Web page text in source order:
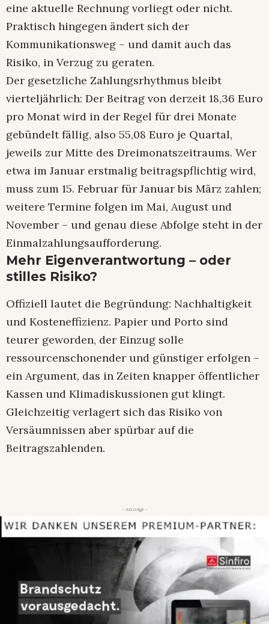
eine aktuelle Rechnung vorliegt oder nicht.
Praktisch hingegen ändert sich der
Kommunikationsweg – und damit auch das
Risiko, in Verzug zu geraten.​
Der gesetzliche Zahlungsrhythmus bleibt
vierteljährlich: Der Beitrag von derzeit 18,36 Euro
pro Monat wird in der Regel für drei Monate
gebündelt fällig, also 55,08 Euro je Quartal,
jeweils zur Mitte des Dreimonatszeitraums. Wer
etwa im Januar erstmalig beitragspflichtig wird,
muss zum 15. Februar für Januar bis März zahlen;
weitere Termine folgen im Mai, August und
November – und genau diese Abfolge steht in der
Einmalzahlungsaufforderung.​
Mehr Eigenverantwortung – oder
stilles Risiko?
Offiziell lautet die Begründung: Nachhaltigkeit
und Kosteneffizienz. Papier und Porto sind
teurer geworden, der Einzug solle
ressourcenschonender und günstiger erfolgen –
ein Argument, das in Zeiten knapper öffentlicher
Kassen und Klima­diskussionen gut klingt.
Gleichzeitig verlagert sich das Risiko von
Versäumnissen aber spürbar auf die
Beitragszahlenden.​
- Anzeige -